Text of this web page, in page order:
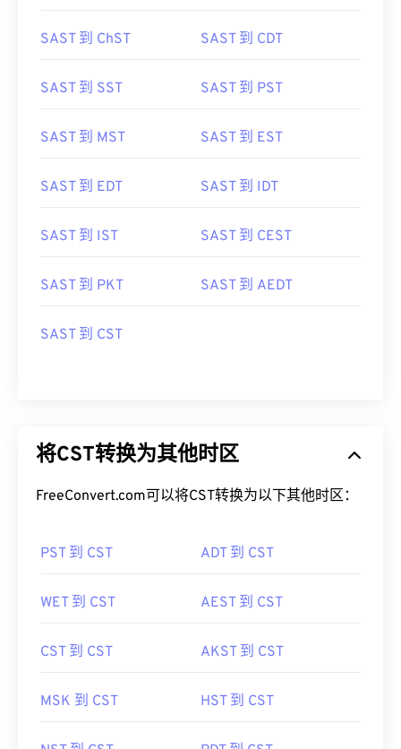
SAST 到 ChST SAST 到 CDT
SAST 到 SST SAST 到 PST
SAST 到 MST SAST 到 EST
SAST 到 EDT SAST 到 IDT
SAST 到 IST SAST 到 CEST
SAST 到 PKT SAST 到 AEDT
SAST 到 CST
将CST转换为其他时区
FreeConvert.com可以将CST转换为以下其他时区：
PST 到 CST ADT 到 CST
WET 到 CST AEST 到 CST
CST 到 CST AKST 到 CST
MSK 到 CST HST 到 CST